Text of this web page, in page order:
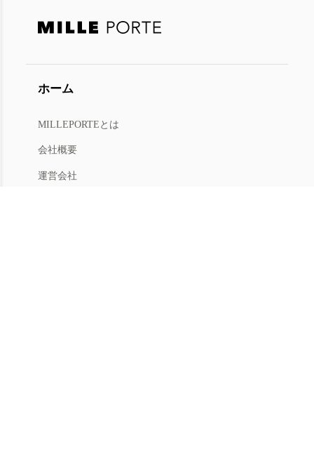
ホーム
MILLEPORTEとは
会社概要
運営会社